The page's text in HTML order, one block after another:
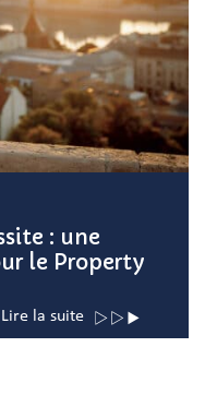
: une
le Property
Lire la suite